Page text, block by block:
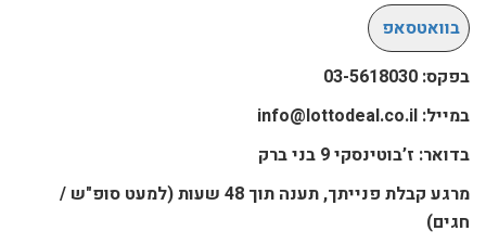
בוואטסאפ
בפקס: 03-5618030
במייל: info@lottodeal.co.il
בדואר: ז’בוטינסקי 9 בני ברק
מרגע קבלת פנייתך, תענה תוך 48 שעות (למעט סופ"ש /
חגים)